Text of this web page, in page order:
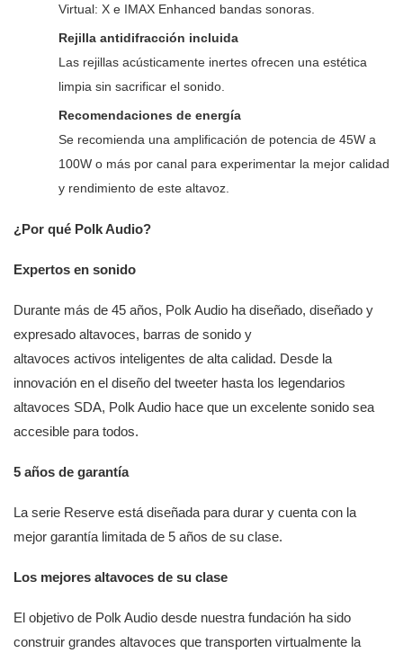
Virtual: X e IMAX Enhanced bandas sonoras.
Rejilla antidifracción incluida
Las rejillas acústicamente inertes ofrecen una estética
limpia sin sacrificar el sonido.
Recomendaciones de energía
Se recomienda una amplificación de potencia de 45W a
100W o más por canal para experimentar la mejor calidad
y rendimiento de este altavoz.
¿Por qué Polk Audio?
Expertos en sonido
Durante más de 45 años, Polk Audio ha diseñado, diseñado y
expresado altavoces, barras de sonido y
altavoces activos inteligentes de alta calidad. Desde la
innovación en el diseño del tweeter hasta los legendarios
altavoces SDA, Polk Audio hace que un excelente sonido sea
accesible para todos.
5 años de garantía
La serie Reserve está diseñada para durar y cuenta con la
mejor garantía limitada de 5 años de su clase.
Los mejores altavoces de su clase
El objetivo de Polk Audio desde nuestra fundación ha sido
construir grandes altavoces que transporten virtualmente la